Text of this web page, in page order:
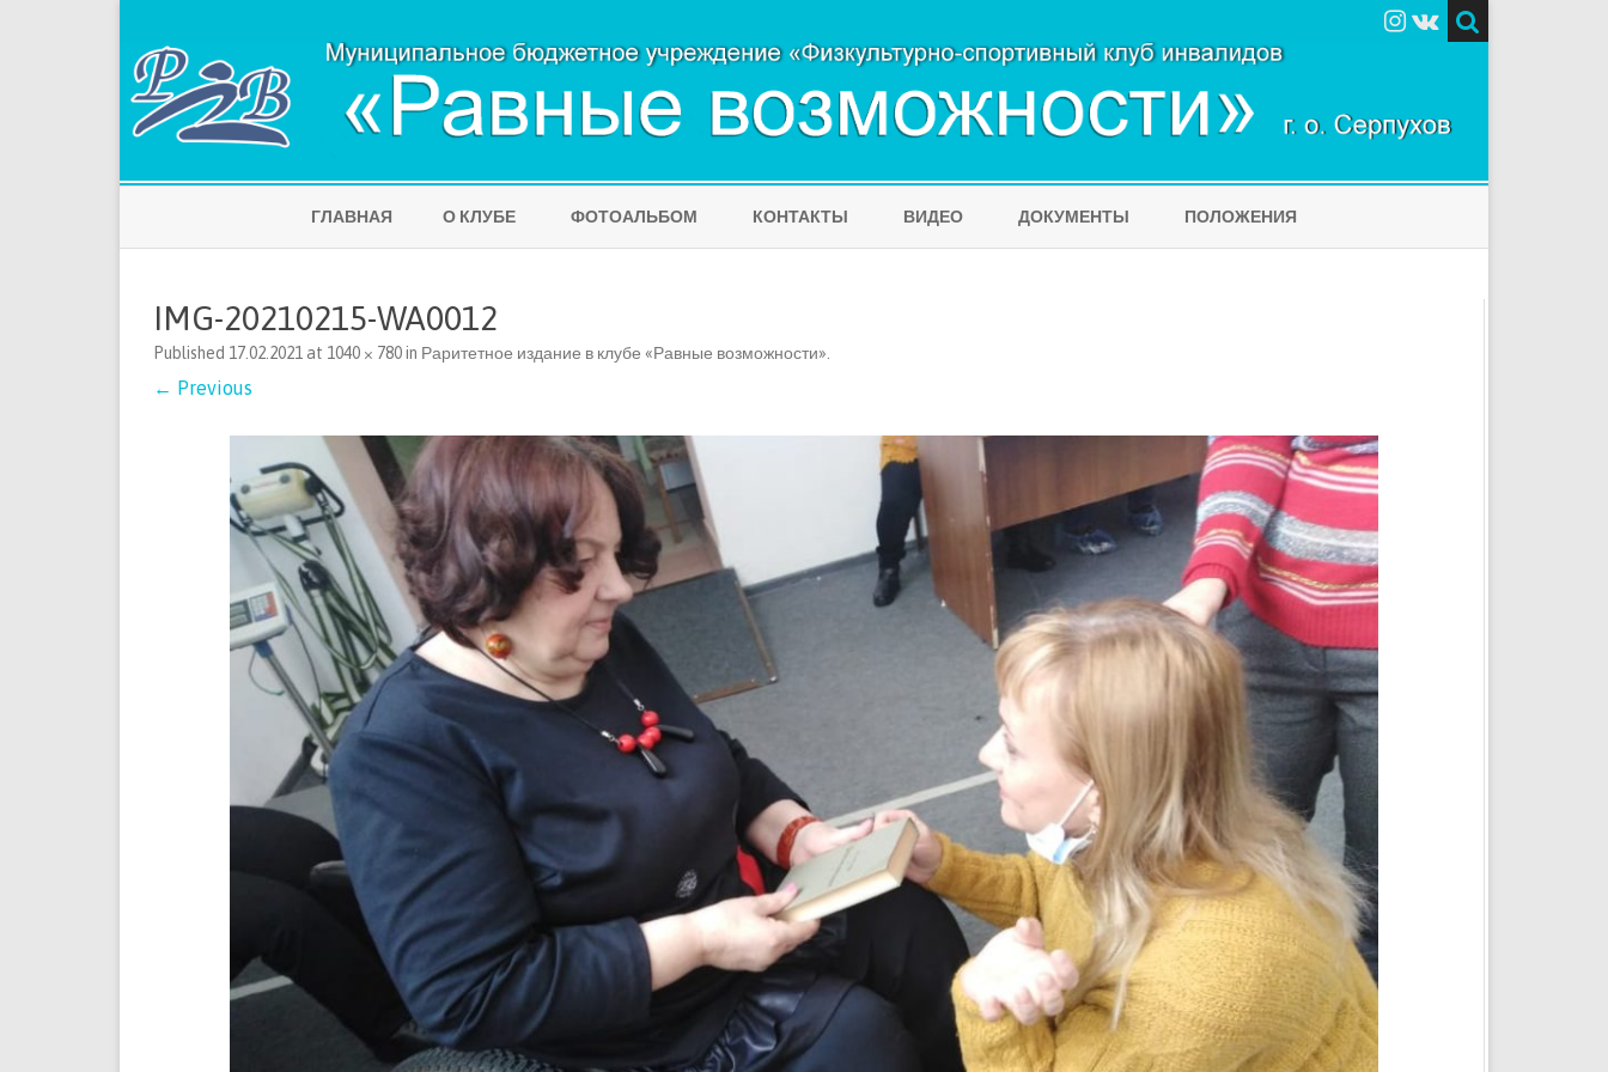
to
ГЛАВНАЯ О КЛУБЕ ФОТОАЛЬБОМ КОНТАКТЫ ВИДЕО ДОКУМЕНТЫ ПОЛОЖЕНИЯ
IMG-20210215-WA0012
Published 17.02.2021 at 1040 × 780in Раритетное издание в клубе «Равные возможности»
← Previous